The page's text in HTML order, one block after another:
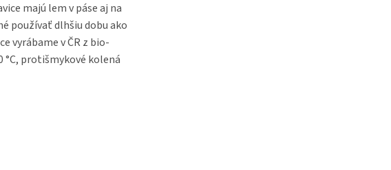
majú lem v páse aj na
používať dlhšiu dobu ako
vyrábame v ČR z bio-
°C, protišmykové kolená